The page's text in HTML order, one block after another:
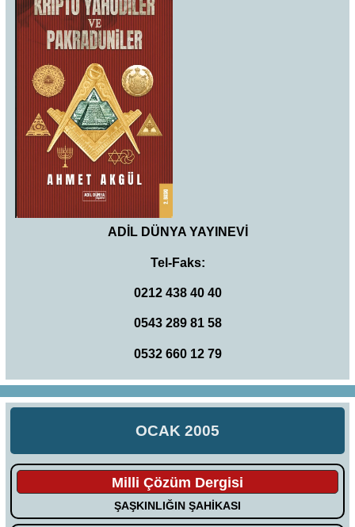
ADİL DÜNYA YAYINEVİ
Tel-Faks:
0212 438 40 40
0543 289 81 58
0532 660 12 79
OCAK 2005
Milli Çözüm Dergisi
ŞAŞKINLIĞIN ŞAHİKASI